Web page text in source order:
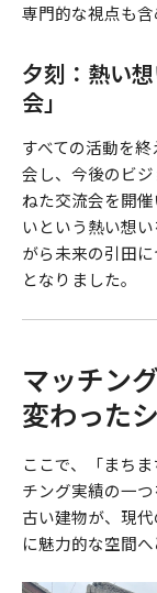
専門的な視点も含
夕刻：熱い
会」
すべての活動を
会し、今後のビ
ねた交流会を開
いという熱い想
がら未来の引田
となりました。
マッチン
変わった
ここで、「まち
チング実績の一
古い建物が、現
に魅力的な空間へ